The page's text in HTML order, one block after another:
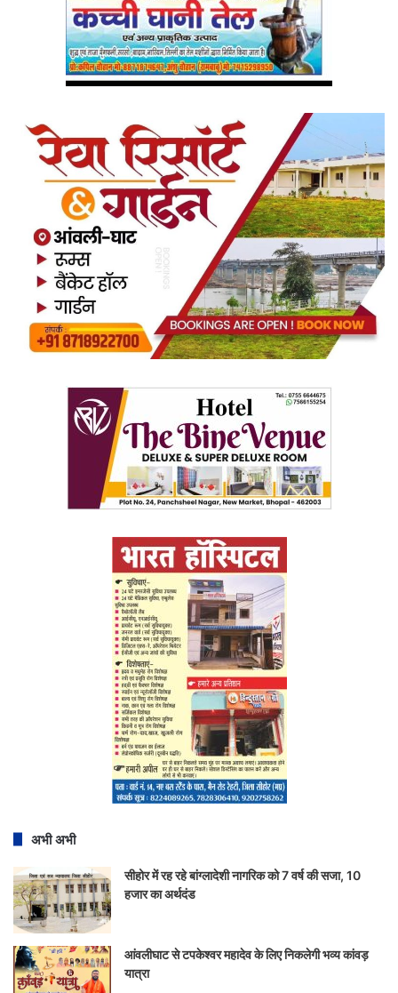
अभी अभी
सीहोर में रह रहे बांग्लादेशी नागरिक को 7 वर्ष की सजा, 10
हजार का अर्थदंड
आंवलीघाट से टपकेश्वर महादेव के लिए निकलेगी भव्य कांवड़
यात्रा